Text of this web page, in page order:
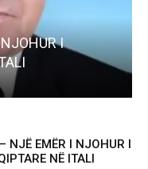
Rome- Shtator 2025
NJË EMËR I NJOHUR I
NË ITALI